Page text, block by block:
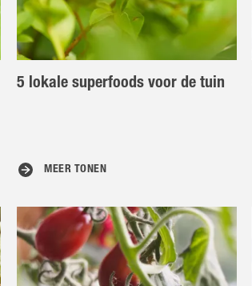
5 lokale superfoods voor de tuin
MEER TONEN